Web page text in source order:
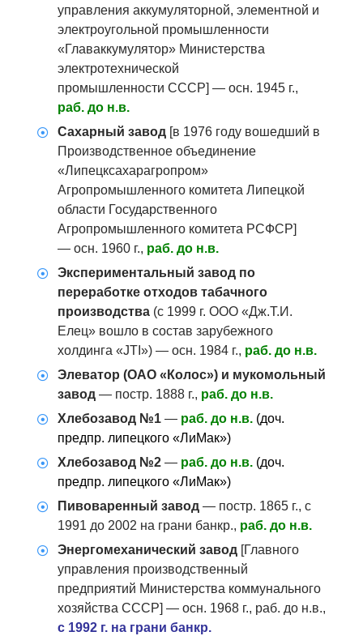
управления аккумуляторной, элементной и
электроугольной промышленности
«Главаккумулятор» Министерства
электротехнической
промышленности СССР] — осн. 1945 г.,
раб. до н.в.
Сахарный завод [в 1976 году вошедший в
Производственное объединение
«Липецксахарагропром»
Агропромышленного комитета Липецкой
области Государственного
Агропромышленного комитета РСФСР]
— осн. 1960 г., раб. до н.в.
Экспериментальный завод по
переработке отходов табачного
производства (с 1999 г. ООО «Дж.Т.И.
Елец» вошло в состав зарубежного
холдинга «JTI») — осн. 1984 г., раб. до н.в.
Элеватор (ОАО «Колос») и мукомольный
завод — постр. 1888 г., раб. до н.в.
Хлебозавод №1 — раб. до н.в. (доч.
предпр. липецкого «ЛиМак»)
Хлебозавод №2 — раб. до н.в. (доч.
предпр. липецкого «ЛиМак»)
Пивоваренный завод — постр. 1865 г., с
1991 до 2002 на грани банкр., раб. до н.в.
Энергомеханический завод [Главного
управления производственный
предприятий Министерства коммунального
хозяйства СССР] — осн. 1968 г., раб. до н.в.,
с 1992 г. на грани банкр.